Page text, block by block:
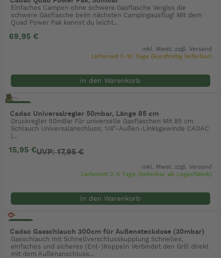
Einfaches Campen ohne schwere Gasflasche Vergiss die
schwere Gasflasche beim nächsten Campingausflug! Mit dem
Quad Power Pak kannst du leicht...
69,95 €
inkl. Mwst. zzgl.Versand
Lieferzeit 5-10 Tage (kurzfristig lieferbar)
in den Warenkorb
Cadac Universalregler 50mbar, Länge 85 cm
Druckregler 50mBar Für universelle Gasflaschen Mit 85 cm
Schlauch Universalanschluss; 1/4”-Außen-Linksgewinde CADAC
|...
15,95 €UVP: 17,95 €
inkl. Mwst. zzgl.Versand
Lieferzeit 2-5 Tage (lieferbar ab Lager/Werk)
in den Warenkorb
Cadac Gasschlauch 300cm für Außensteckdose (30mbar)
Gasschlauch mit Schnellverschlusskupplung Schnelles,
einfaches und sicheres (Ent-)Koppeln Verbindet den Grill direkt
mit dem Außenanschluss...